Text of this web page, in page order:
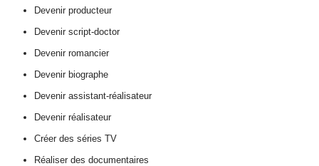
Devenir producteur
Devenir script-doctor
Devenir romancier
Devenir biographe
Devenir assistant-réalisateur
Devenir réalisateur
Créer des séries TV
Réaliser des documentaires